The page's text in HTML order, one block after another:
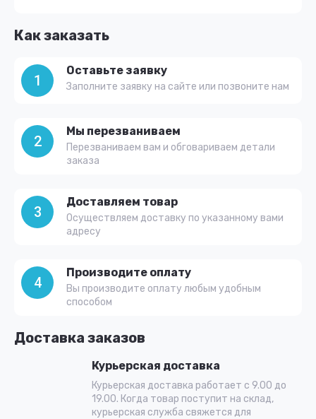
Доставка заказов
Курьерская доставка
Курьерская доставка работает с 9.00 до
19.00. Когда товар поступит на склад,
курьерская служба свяжется для
Как заказать
1
Оставьте заявку
Заполните заявку на сайте или позвоните нам
2
Мы перезваниваем
Перезваниваем вам и обговариваем детали
заказа
3
Доставляем товар
Осуществляем доставку по указанному вами
адресу
4
Производите оплату
Вы производите оплату любым удобным
способом